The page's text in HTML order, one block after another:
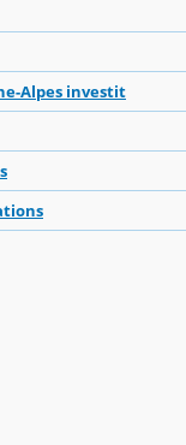
Alpes investit